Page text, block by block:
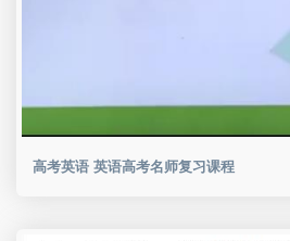
高考英语 英语高考名师复习课程